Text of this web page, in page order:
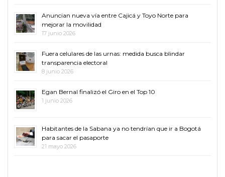
Anuncian nueva vía entre Cajicá y Toyo Norte para
mejorar la movilidad
17 junio 2026
Fuera celulares de las urnas: medida busca blindar
transparencia electoral
8 junio 2026
Egan Bernal finalizó el Giro en el Top 10
1 junio 2026
Habitantes de la Sabana ya no tendrían que ir a Bogotá
para sacar el pasaporte
21 mayo 2026